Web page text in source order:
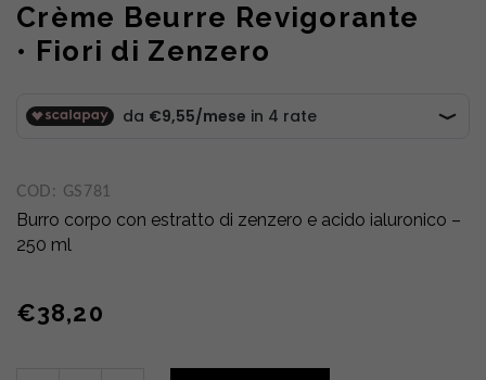
Crème Beurre Revigorante
• Fiori di Zenzero
COD: GS781
Burro corpo con estratto di zenzero e acido ialuronico –
250 ml
€38,20